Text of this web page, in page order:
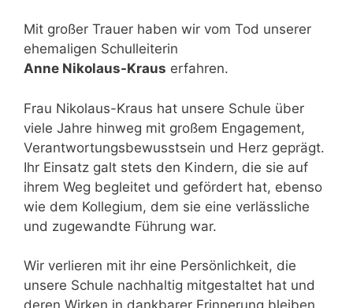
Mit großer Trauer haben wir vom Tod unserer
ehemaligen Schulleiterin
Anne Nikolaus-Kraus erfahren.
Frau Nikolaus-Kraus hat unsere Schule über
viele Jahre hinweg mit großem Engagement,
Verantwortungsbewusstsein und Herz geprägt.
Ihr Einsatz galt stets den Kindern, die sie auf
ihrem Weg begleitet und gefördert hat, ebenso
wie dem Kollegium, dem sie eine verlässliche
und zugewandte Führung war.
Wir verlieren mit ihr eine Persönlichkeit, die
unsere Schule nachhaltig mitgestaltet hat und
deren Wirken in dankbarer Erinnerung bleiben